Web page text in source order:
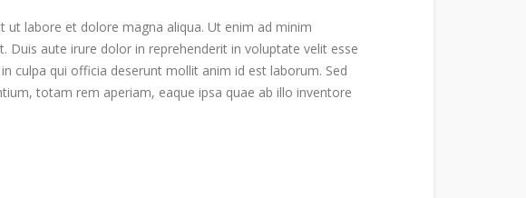
labore et dolore magna aliqua. Ut enim ad minim
aute irure dolor in reprehenderit in voluptate velit esse
culpa qui officia deserunt mollit anim id est laborum. Sed
totam rem aperiam, eaque ipsa quae ab illo inventore